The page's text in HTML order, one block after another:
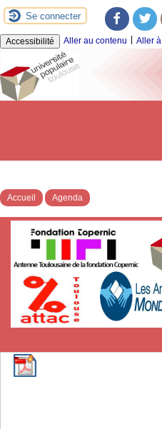
Se connecter
Facebook
Accessibilité Aller au contenu | Aller
Accueil Agenda